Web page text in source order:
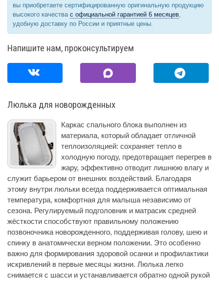
вы приобретаете сертифицированную оригинальную продукцию
высокого качества с официальной гарантией 6 месяцев,
удобную доставку по России и приятные цены.
Напишите нам, проконсультируем
Люлька для новорожденных
Каркас спального блока выполнен из
материала, который обладает отличной
теплоизоляцией: сохраняет тепло в
холодную погоду, предотвращает перегрев в
жару, эффективно отводит лишнюю влагу и
служит барьером от внешних воздействий. Благодаря
этому внутри люльки всегда поддерживается оптимальная
температура, комфортная для малыша независимо от
сезона. Регулируемый подголовник и матрасик средней
жёсткости способствуют правильному положению
позвоночника новорожденного, поддерживая голову, шею и
спинку в анатомически верном положении. Это особенно
важно для формирования здоровой осанки и профилактики
искривлений в первые месяцы жизни. Люлька легко
снимается с шасси и устанавливается обратно одной рукой